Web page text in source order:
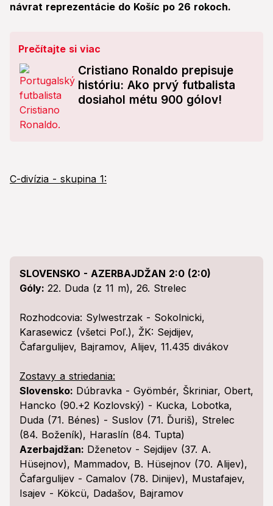
návrat reprezentácie do Košíc po 26 rokoch.
Prečítajte si viac
Cristiano Ronaldo prepisuje
históriu: Ako prvý futbalista
dosiahol métu 900 gólov!
C-divízia - skupina 1:
SLOVENSKO - AZERBAJDŽAN 2:0 (2:0)
Góly: 22. Duda (z 11 m), 26. Strelec
Rozhodcovia: Sylwestrzak - Sokolnicki,
Karasewicz (všetci Poľ.), ŽK: Sejdijev,
Čafargulijev, Bajramov, Alijev, 11.435 divákov
Zostavy a striedania:
Slovensko: Dúbravka - Gyömbér, Škriniar, Obert,
Hancko (90.+2 Kozlovský) - Kucka, Lobotka,
Duda (71. Bénes) - Suslov (71. Ďuriš), Strelec
(84. Boženík), Haraslín (84. Tupta)
Azerbajdžan: Dženetov - Sejdijev (37. A.
Hüsejnov), Mammadov, B. Hüsejnov (70. Alijev),
Čafargulijev - Camalov (78. Dinijev), Mustafajev,
Isajev - Kökcü, Dadašov, Bajramov